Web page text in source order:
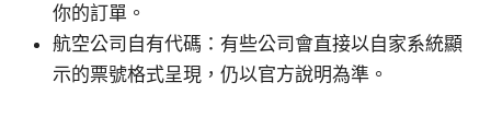
你的訂單。
航空公司自有代碼：有些公司會直接以自家系統顯
示的票號格式呈現，仍以官方說明為準。